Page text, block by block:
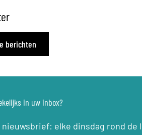
berichten
in uw inbox?
nieuwsbrief: elke dinsdag rond